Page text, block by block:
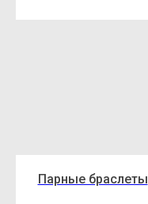
Парные браслеты